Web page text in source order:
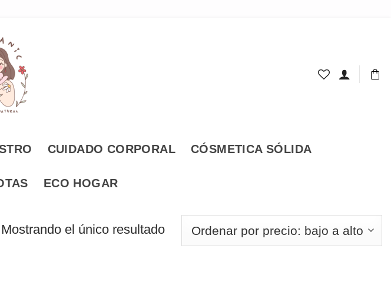
CUIDADO CORPORAL CÓSMETICA SÓLIDA
ECO HOGAR
Mostrando el único resultado